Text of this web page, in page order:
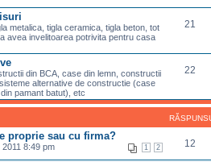
metalica, tigla ceramica, tigla beton, tot
avea invelitoarea potrivita pentru casa
21
din BCA, case din lemn, constructii
alternative de constructie (case
pamant batut), etc
22
proprie sau cu firma?
1 2
8:49 pm 12